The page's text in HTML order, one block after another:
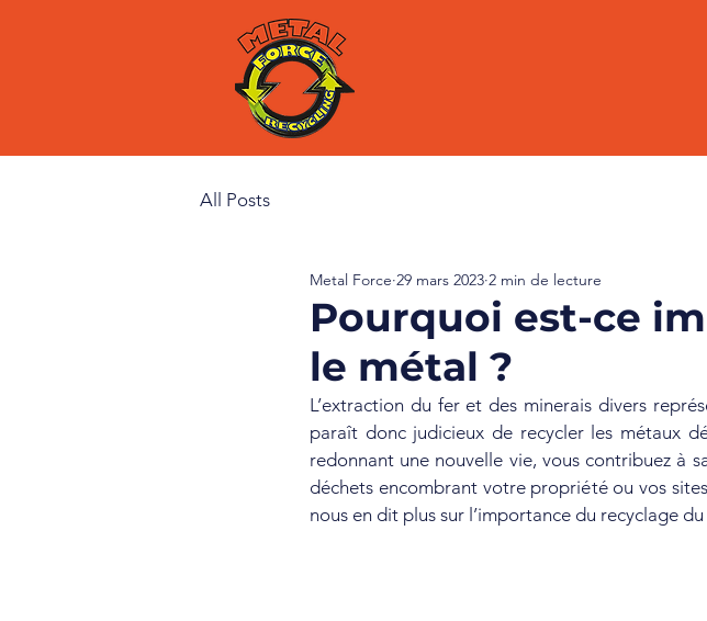
All Posts
Pourquoi est-ce
le métal ?
Metal Force 29 mars 2023 2 min de lecture
L’extraction du fer et des minerais divers
paraît donc judicieux de recycler les métaux
redonnant une nouvelle vie, vous contribuez à
déchets encombrant votre propriété ou vos
nous en dit plus sur l’importance du recyclage